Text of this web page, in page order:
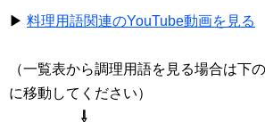
▶ 料理用語関連のYouTube動画を見る
（一覧表から調理用語を見る場合は下
に移動してください）
⇩